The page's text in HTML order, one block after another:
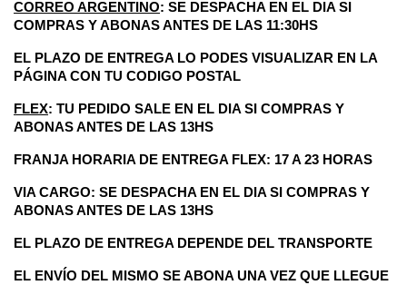
CORREO ARGENTINO: SE DESPACHA EN EL DIA SI
COMPRAS Y ABONAS ANTES DE LAS 11:30HS
EL PLAZO DE ENTREGA LO PODES VISUALIZAR EN LA
PÁGINA CON TU CODIGO POSTAL
FLEX: TU PEDIDO SALE EN EL DIA SI COMPRAS Y
ABONAS ANTES DE LAS 13HS
FRANJA HORARIA DE ENTREGA FLEX: 17 A 23 HORAS
VIA CARGO: SE DESPACHA EN EL DIA SI COMPRAS Y
ABONAS ANTES DE LAS 13HS
EL PLAZO DE ENTREGA DEPENDE DEL TRANSPORTE
EL ENVÍO DEL MISMO SE ABONA UNA VEZ QUE LLEGUE